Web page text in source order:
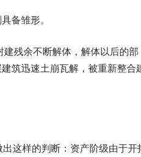
备雏形。
残余不断解体，解体以后的部
筑迅速土崩瓦解，被重新整合
这样的判断：资产阶级由于开